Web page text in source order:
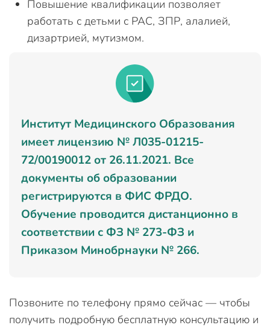
Повышение квалификации позволяет
работать с детьми с РАС, ЗПР, алалией,
дизартрией, мутизмом.
Институт Медицинского Образования
имеет лицензию № Л035-01215-
72/00190012 от 26.11.2021. Все
документы об образовании
регистрируются в ФИС ФРДО.
Обучение проводится дистанционно в
соответствии с ФЗ № 273-ФЗ и
Приказом Минобрнауки № 266.
Позвоните по телефону прямо сейчас — чтобы
получить подробную бесплатную консультацию и